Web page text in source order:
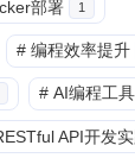
部署 1
# 编程效率提升
# AI编程工
API开发